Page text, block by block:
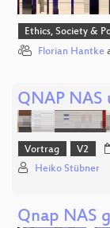
Ethics, Society &
Florian Hantke
QNAP
Vortrag V2
Heiko Stübner
Qnap NAS